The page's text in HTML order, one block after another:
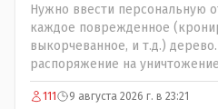
Нужно ввести персональную
каждое поврежденное
выкорчеванное, и т.д.)
распоряжение на
назовешь) зеленого массива
безнаказанно раздавать
111 9 августа 2026 г. в 23:21